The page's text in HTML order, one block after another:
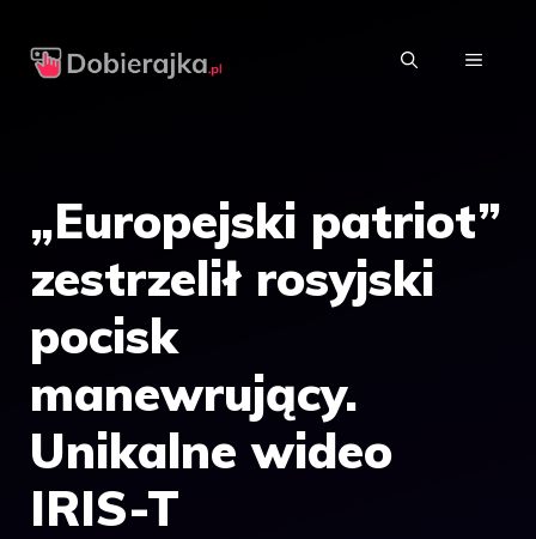
MENU
„Europejski patriot”
zestrzelił rosyjski
pocisk
manewrujący.
Unikalne wideo
IRIS-T